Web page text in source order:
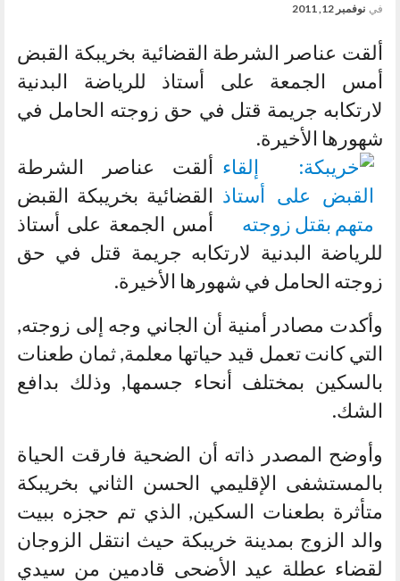
في نوفمبر 12, 2011
ألقت عناصر الشرطة القضائية بخريبكة القبض
أمس الجمعة على أستاذ للرياضة البدنية
لارتكابه جريمة قتل في حق زوجته الحامل في
شهورها الأخيرة.
ألقت عناصر الشرطة
القضائية بخريبكة القبض
أمس الجمعة على أستاذ
للرياضة البدنية لارتكابه جريمة قتل في حق
زوجته الحامل في شهورها الأخيرة.
وأكدت مصادر أمنية أن الجاني وجه إلى زوجته,
التي كانت تعمل قيد حياتها معلمة, ثمان طعنات
بالسكين بمختلف أنحاء جسمها, وذلك بدافع
الشك.
وأوضح المصدر ذاته أن الضحية فارقت الحياة
بالمستشفى الإقليمي الحسن الثاني بخريبكة
متأثرة بطعنات السكين, الذي تم حجزه ببيت
والد الزوج بمدينة خريبكة حيث انتقل الزوجان
لقضاء عطلة عيد الأضحى قادمين من سيدي